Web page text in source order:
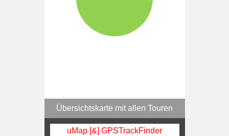
Übersichtskarte mit allen Touren
uMap [&] GPSTrackFinder